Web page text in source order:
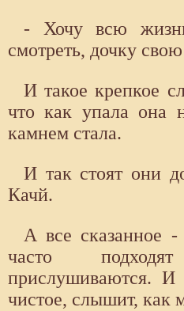
- Хочу всю
смотреть, дочку
И такое крепкое
что как упала она
камнем стала.
И так стоят они
Качй.
А все сказанное
часто
прислушиваются. И
чистое, слышит, как